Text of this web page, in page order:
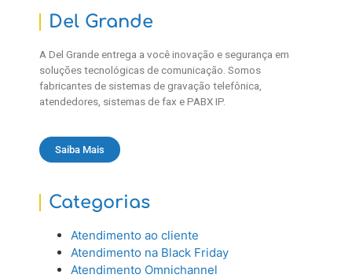
Del Grande
A Del Grande entrega a você inovação e segurança em
soluções tecnológicas de comunicação. Somos
fabricantes de sistemas de gravação telefônica,
atendedores, sistemas de fax e PABX IP.
Saiba Mais
Categorias
Atendimento ao cliente
Atendimento na Black Friday
Atendimento Omnichannel